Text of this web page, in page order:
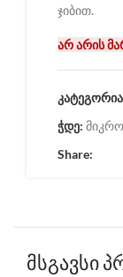
ჯიბით.
არ არის
ჭდე:
Share:
მსგავსი